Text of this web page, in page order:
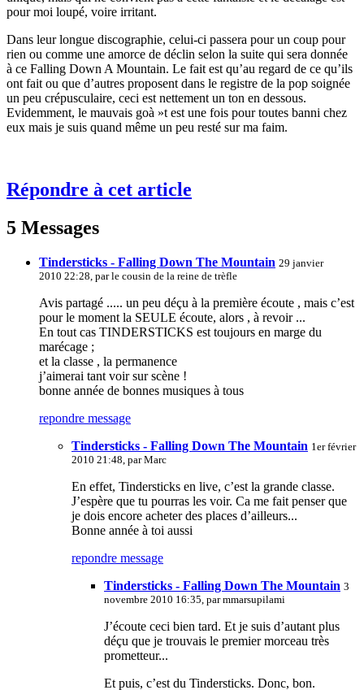
pour moi loupé, voire irritant.
Dans leur longue discographie, celui-ci passera pour un coup pour
rien ou comme une amorce de déclin selon la suite qui sera donnée
à ce Falling Down A Mountain. Le fait est qu’au regard de ce qu’ils
ont fait ou que d’autres proposent dans le registre de la pop soignée
un peu crépusculaire, ceci est nettement un ton en dessous.
Evidemment, le mauvais goà »t est une fois pour toutes banni chez
eux mais je suis quand même un peu resté sur ma faim.
Répondre à cet article
5 Messages
Tindersticks - Falling Down The Mountain 29 janvier
2010 22:28, parle cousin de la reine de trèfle
Avis partagé ..... un peu déçu à la première écoute , mais c’est
pour le moment la SEULE écoute, alors , à revoir ...
En tout cas TINDERSTICKS est toujours en marge du
marécage ;
et la classe , la permanence
j’aimerai tant voir sur scène !
bonne année de bonnes musiques à tous
repondre message
Tindersticks - Falling Down The Mountain 1er février
2010 21:48, parMarc
En effet, Tindersticks en live, c’est la grande classe.
J’espère que tu pourras les voir. Ca me fait penser que
je dois encore acheter des places d’ailleurs...
Bonne année à toi aussi
repondre message
Tindersticks - Falling Down The Mountain 3
novembre 2010 16:35, parmmarsupilami
J’écoute ceci bien tard. Et je suis d’autant plus
déçu que je trouvais le premier morceau très
prometteur...
Et puis, c’est du Tindersticks. Donc, bon.